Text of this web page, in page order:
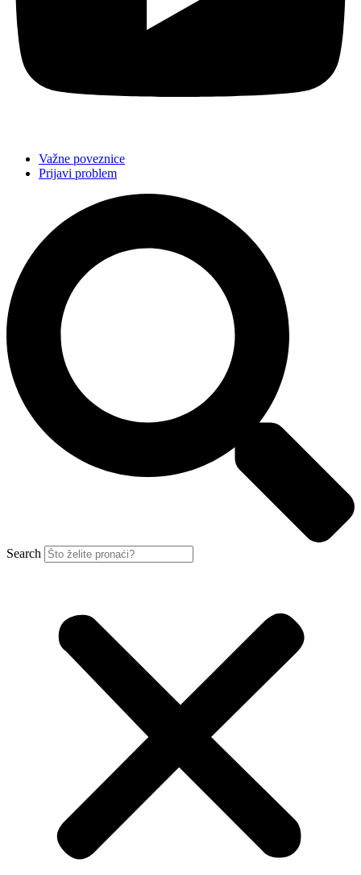
Važne poveznice
Prijavi problem
Search